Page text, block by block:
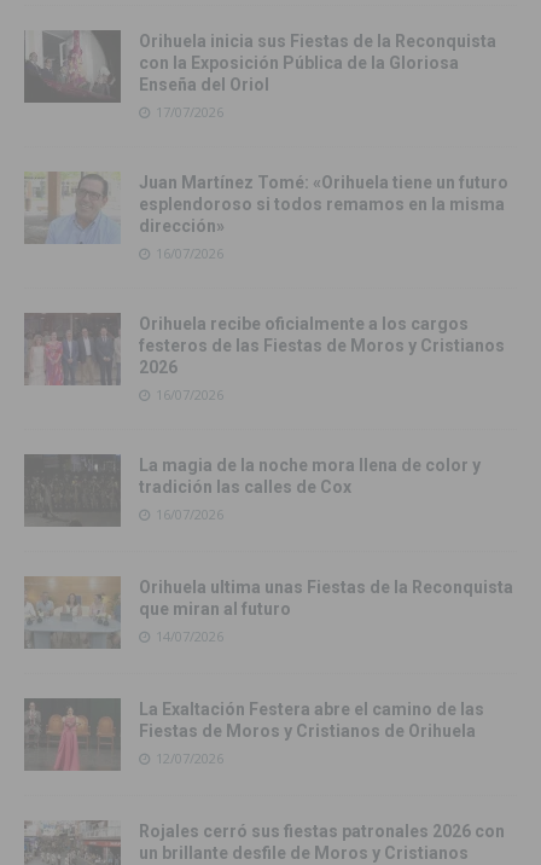
Orihuela inicia sus Fiestas de la Reconquista
con la Exposición Pública de la Gloriosa
Enseña del Oriol
17/07/2026
Juan Martínez Tomé: «Orihuela tiene un futuro
esplendoroso si todos remamos en la misma
dirección»
16/07/2026
Orihuela recibe oficialmente a los cargos
festeros de las Fiestas de Moros y Cristianos
2026
16/07/2026
La magia de la noche mora llena de color y
tradición las calles de Cox
16/07/2026
Orihuela ultima unas Fiestas de la Reconquista
que miran al futuro
14/07/2026
La Exaltación Festera abre el camino de las
Fiestas de Moros y Cristianos de Orihuela
12/07/2026
Rojales cerró sus fiestas patronales 2026 con
un brillante desfile de Moros y Cristianos